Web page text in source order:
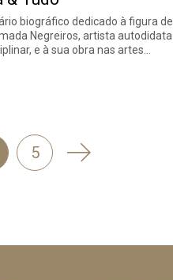
biográfico dedicado à figura de
Negreiros, artista autodidata
e à sua obra nas artes…
5 Seguinte